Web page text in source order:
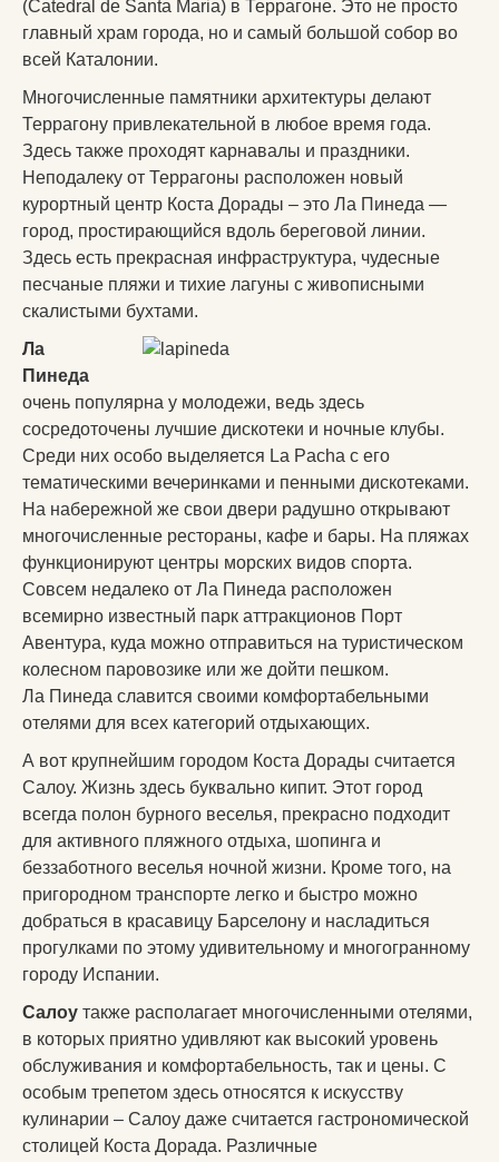
(Catedral de Santa Maria) в Террагоне. Это не просто
главный храм города, но и самый большой собор во
всей Каталонии.
Многочисленные памятники архитектуры делают
Террагону привлекательной в любое время года.
Здесь также проходят карнавалы и праздники.
Неподалеку от Террагоны расположен новый
курортный центр Коста Дорады – это Ла Пинеда —
город, простирающийся вдоль береговой линии.
Здесь есть прекрасная инфраструктура, чудесные
песчаные пляжи и тихие лагуны с живописными
скалистыми бухтами.
Ла
Пинеда
очень популярна у молодежи, ведь здесь
сосредоточены лучшие дискотеки и ночные клубы.
Среди них особо выделяется La Pacha с его
тематическими вечеринками и пенными дискотеками.
На набережной же свои двери радушно открывают
многочисленные рестораны, кафе и бары. На пляжах
функционируют центры морских видов спорта.
Совсем недалеко от Ла Пинеда расположен
всемирно известный парк аттракционов Порт
Авентура, куда можно отправиться на туристическом
колесном паровозике или же дойти пешком.
Ла Пинеда славится своими комфортабельными
отелями для всех категорий отдыхающих.
А вот крупнейшим городом Коста Дорады считается
Салоу. Жизнь здесь буквально кипит. Этот город
всегда полон бурного веселья, прекрасно подходит
для активного пляжного отдыха, шопинга и
беззаботного веселья ночной жизни. Кроме того, на
пригородном транспорте легко и быстро можно
добраться в красавицу Барселону и насладиться
прогулками по этому удивительному и многогранному
городу Испании.
Салоу также располагает многочисленными отелями,
в которых приятно удивляют как высокий уровень
обслуживания и комфортабельность, так и цены. С
особым трепетом здесь относятся к искусству
кулинарии – Салоу даже считается гастрономической
столицей Коста Дорада. Различные